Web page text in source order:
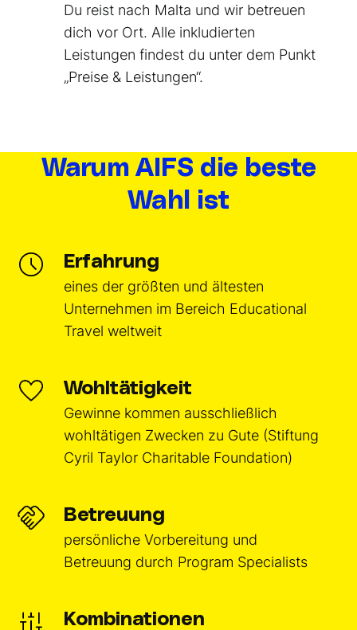
Du reist nach Malta und wir betreuen
dich vor Ort. Alle inkludierten
Leistungen findest du unter dem Punkt
„Preise & Leistungen“.
Warum AIFS die beste
Wahl ist
Erfahrung
eines der größten und ältesten
Unternehmen im Bereich Educational
Travel weltweit
Wohltätigkeit
Gewinne kommen ausschließlich
wohltätigen Zwecken zu Gute (Stiftung
Cyril Taylor Charitable Foundation)
Betreuung
persönliche Vorbereitung und
Betreuung durch Program Specialists
Kombinationen